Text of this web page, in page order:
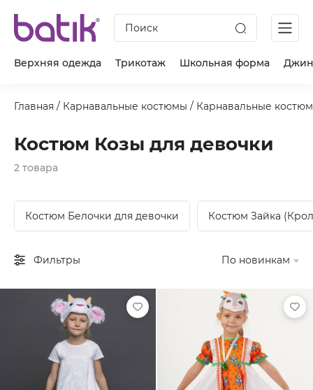
Поиск
Верхняя одежда Трикотаж Школьная форма
Главная / Карнавальные костюмы / Карнавальные
Костюм Козы для девочки
2 товара
Костюм Белочки для девочки Костюм Зайка
Фильтры По новинкам